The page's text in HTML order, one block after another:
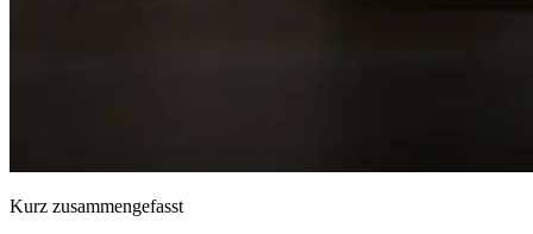
Kurz zusammengefasst